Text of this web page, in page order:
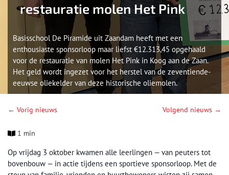
restauratie molen Het Pink
Basisschool De Piramide uit Zaandam heeft met een
enthousiaste sponsorloop maar liefst €12.313,45 opgehaald
voor de restauratie van molen Het Pink in Koog aan de Zaan.
Het geld wordt ingezet voor het herstel van de zeventiende-
eeuwse oliekelder van deze historische oliemolen.
← Vorig nieuws Volgend nieuws →
1 min
Op vrijdag 3 oktober kwamen alle leerlingen — van peuters tot
bovenbouw — in actie tijdens een sportieve sponsorloop. Met de